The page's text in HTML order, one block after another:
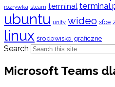
rozrywka steam terminal terminal
ubuntu unity wideo xfce
linux środowisko graficzne
Search
Microsoft Teams